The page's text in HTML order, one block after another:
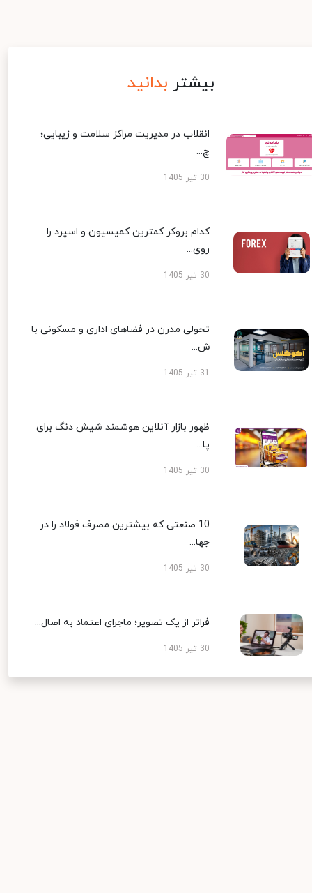
بیشتر بدانید
انقلاب در مدیریت مراکز سلامت و زیبایی؛
چ...
30 تیر 1405
کدام بروکر کمترین کمیسیون و اسپرد را
روی...
30 تیر 1405
تحولی مدرن در فضاهای اداری و مسکونی با
ش...
ظهور بازار آنلاین هوشمند شیش دنگ برای
پا...
30 تیر 1405
10 صنعتی که بیشترین مصرف فولاد را در
جها...
30 تیر 1405
فراتر از یک تصویر؛ ماجرای اعتماد به اصال...
30 تیر 1405